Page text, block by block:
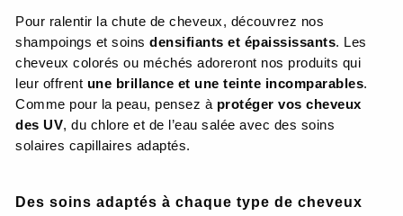
Pour ralentir la chute de cheveux, découvrez nos
shampoings et soins densifiants et épaississants. Les
cheveux colorés ou méchés adoreront nos produits qui
leur offrent une brillance et une teinte incomparables.
Comme pour la peau, pensez à protéger vos cheveux
des UV, du chlore et de l’eau salée avec des soins
solaires capillaires adaptés.
Des soins adaptés à chaque type de cheveux